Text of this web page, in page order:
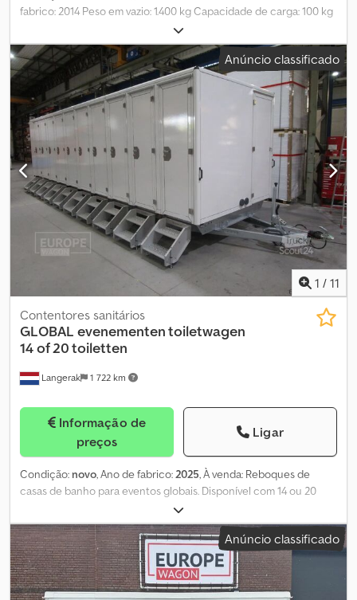
fabrico: 2014 Peso em vazio: 1.400 kg Capacidade de carga: 100 kg
Peso bruto admissível: 1.500 kg Dimensões (C x L x A): 810 x 250 x
295 cm Estado técnico: bom Estado visual: bom Danos: nenhum
Cedpfsy A Spcex Ai Aeha = Informações da empresa =
Diretamente do importador exclusivo de todas as marcas! Sem
intermediários, apenas diretamente do importador. GRANDE
STOCK DISPONÍVEL, entrega imediata.
Anúncio classificado
1 / 11
Langerak 1 722 km
Contentores sanitários
GLOBAL evenementen toiletwagen
14 of 20 toiletten
Informação de
preços
Ligar
Condição: novo, Ano de fabrico:2025, À venda: Reboques de
casas de banho para eventos globais. Disponível com 14 ou 20
sanitários. Degraus dobráveis e estáveis. Preços competitivos e
qualidade de primeira linha! = Mais informações = Ano de fabrico:
2025 Ano do modelo: 2025 Peso bruto autorizado: 3.000 kg
Dimensões (C x L x A): 695 x 247 x 295 cm Estado geral: muito bom
Estado técnico: muito bom Estado visual: muito bom Danos:
nenhum Preço: Sob consulta Chjdpfexyv Dpex Ai Asa =
Anúncio classificado